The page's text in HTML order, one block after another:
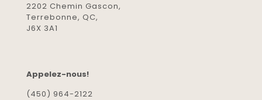
2202 Chemin Gascon,
Terrebonne, QC,
J6X 3A1
Appelez-nous!
(450) 964-2122